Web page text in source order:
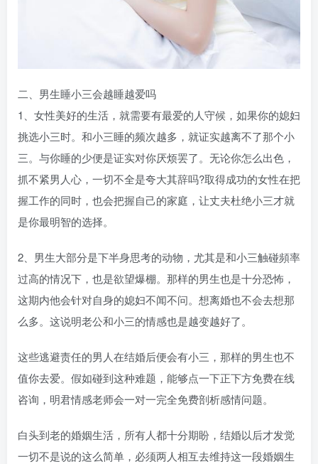
二、男生睡小三会越睡越爱吗
1、女性美好的生活，就需要有最爱的人守候，如果你的媳妇
挑选小三时。和小三睡的频次越多，就证实越离不了那个小
三。与你睡的少便是证实对你厌烦罢了。无论你怎么出色，
抓不紧男人心，一切不全是夸大其辞吗?取得成功的女性在把
握工作的同时，也会把握自己的家庭，让丈夫杜绝小三才就
是你最明智的选择。
2、男生大部分是下半身思考的动物，尤其是和小三触碰頻率
过高的情况下，也是欲望爆棚。那样的男生也是十分恐怖，
这期内他会针对自身的媳妇不闻不问。想离婚也不会去想那
么多。这说明老公和小三的情感也是越变越好了。
这些逃避责任的男人在结婚后便会有小三，那样的男生也不
值你去爱。假如碰到这种难题，能够点一下正下方免费在线
咨询，明君情感老师会一对一完全免费剖析感情问题。
白头到老的婚姻生活，所有人都十分期盼，结婚以后才发觉
一切不是说的这么简单，必须两人相互去维持这一段婚姻生